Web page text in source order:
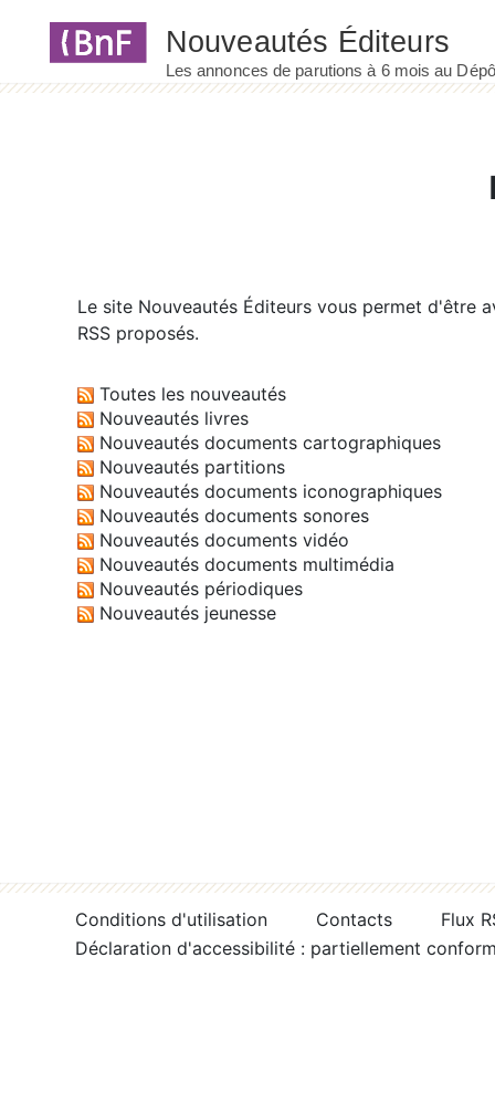
Le site Nouveautés Éditeurs vous permet d'être
RSS proposés.
Toutes les nouveautés
Nouveautés livres
Nouveautés documents cartographiques
Nouveautés partitions
Nouveautés documents iconographiques
Nouveautés documents sonores
Nouveautés documents vidéo
Nouveautés documents multimédia
Nouveautés périodiques
Nouveautés jeunesse
Conditions d'utilisation Contacts
Flux
Déclaration d'accessibilité : partiellement